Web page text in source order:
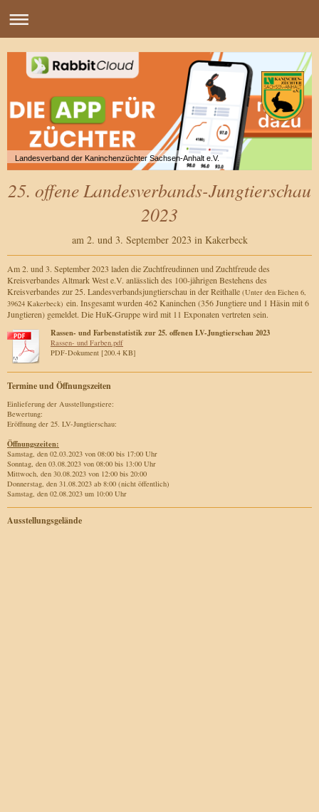
Landesverband der Kaninchenzüchter Sachsen-Anhalt e.V.
25. offene Landesverbands-Jungtierschau
2023
am 2. und 3. September 2023 in Kakerbeck
Am 2. und 3. September 2023 laden die Zuchtfreudinnen und Zuchtfreude des
Kreisverbandes Altmark West e.V. anlässlich des 100-jährigen Bestehens des
Kreisverbandes zur 25. Landesverbandsjungtierschau in der Reithalle (Unter den Eichen 6,
39624 Kakerbeck) ein. Insgesamt wurden 462 Kaninchen (356 Jungtiere und 1 Häsin mit 6
Jungtieren) gemeldet. Die HuK-Gruppe wird mit 11 Exponaten vertreten sein.
Rassen- und Farbenstatistik zur 25. offenen LV-Jungtierschau 2023
Rassen- und Farben.pdf
PDF-Dokument [200.4 KB]
Termine und Öffnungszeiten
Einlieferung der Ausstellungstiere:
Bewertung:
Eröffnung der 25. LV-Jungtierschau:
Öffnungszeiten:
Samstag, den 02.03.2023 von 08:00 bis 17:00 Uhr
Sonntag, den 03.08.2023 von 08:00 bis 13:00 Uhr
Mittwoch, den 30.08.2023 von 12:00 bis 20:00
Donnerstag, den 31.08.2023 ab 8:00 (nicht öffentlich)
Samstag, den 02.08.2023 um 10:00 Uhr
Ausstellungsgelände